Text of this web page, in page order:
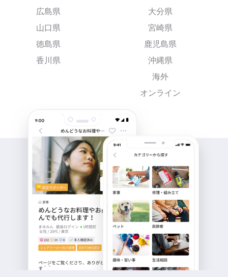
広島県
山口県
徳島県
香川県
大分県
宮崎県
鹿児島県
沖縄県
海外
オンライン